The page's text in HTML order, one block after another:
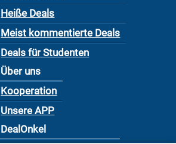
Heiße Deals
Meist kommentierte Deals
Deals für Studenten
Über uns
Kooperation
Unsere APP
DealOnkel